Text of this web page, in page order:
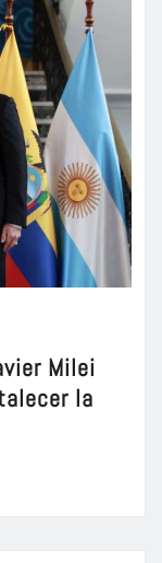
Milei
la